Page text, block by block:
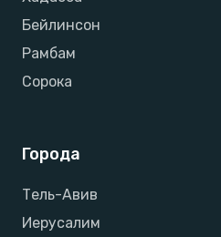
Бейлинсон
Рамбам
Сорока
Города
Тель-Авив
Иерусалим